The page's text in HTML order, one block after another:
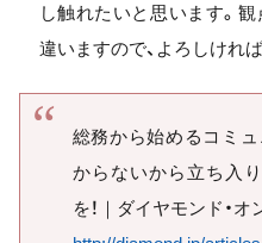
し触れたいと思います。
違いますので、よろしけれ
総務から始めるコミ
からないから立ち入
を！｜ダイヤモンド・